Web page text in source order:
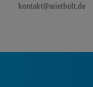
kontakt@wietholt.de